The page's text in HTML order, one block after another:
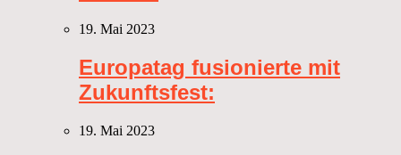
19. Mai 2023
Europatag fusionierte mit
Zukunftsfest:
19. Mai 2023